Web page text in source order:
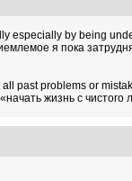
especially by being
я пока
past problems or
жизнь с чистого